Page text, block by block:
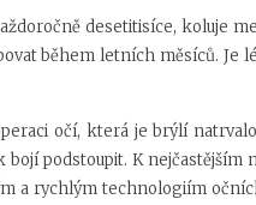
desetitisíce, koluje
během letních měsíců. Je
očí, která je brýlí
podstoupit. K nejčastějším
a rychlým technologiím